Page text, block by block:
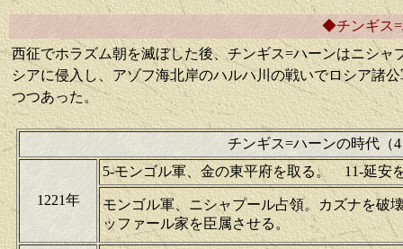
◆チンギス
西征でホラズム朝を滅ぼした後、チンギス=ハーンはニシャ
シアに侵入し、アゾフ海北岸のハルハ川の戦いでロシア諸
つつあった。
チンギス=ハーンの時代（
1221年
5-モンゴル軍、金の東平府を取る。 11-延安
モンゴル軍、ニシャプール占領。カズナを破
ッファール家を臣属させる。